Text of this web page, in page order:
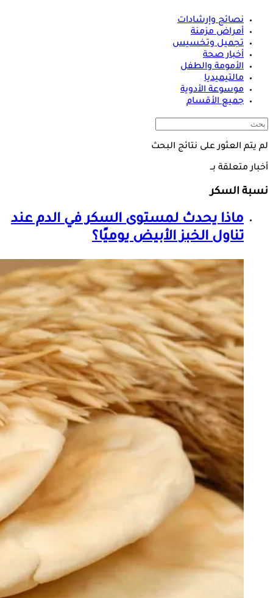
نصائح وإرشادات
أمراض مزمنة
تجميل وتخسيس
أخبار صحة
الأمومة والطفل
مالتيميديا
موسوعة الأدوية
جميع الأقسام
لم يتم العثور على نتائج البحث
أخبار متعلقة بــ
نسبة السكر
ماذا يحدث لمستوى السكر في الدم عند
تناول الخبز الأبيض يوميًا؟